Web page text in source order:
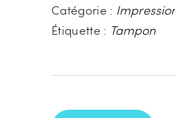
Catégorie :
Étiquette : Tampon